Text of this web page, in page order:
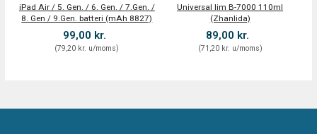
iPad Air / 5. Gen. / 6. Gen. / 7.Gen. /
8. Gen / 9.Gen. batteri (mAh 8827)
99,00 kr.
(79,20 kr. u/moms)
Universal lim B-7000 110ml
(Zhanlida)
89,00 kr.
(71,20 kr. u/moms)